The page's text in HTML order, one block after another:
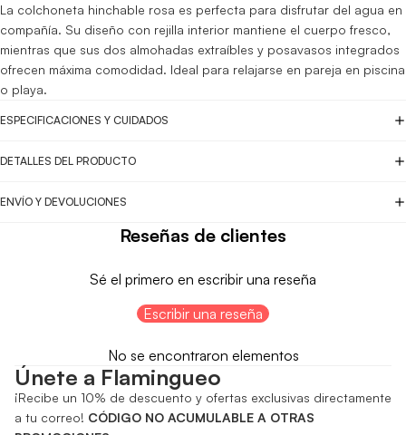
La colchoneta hinchable rosa es perfecta para disfrutar del agua en
compañía. Su diseño con rejilla interior mantiene el cuerpo fresco,
mientras que sus dos almohadas extraíbles y posavasos integrados
ofrecen máxima comodidad. Ideal para relajarse en pareja en piscina
o playa.
ESPECIFICACIONES Y CUIDADOS
DETALLES DEL PRODUCTO
ENVÍO Y DEVOLUCIONES
Reseñas de clientes
Sé el primero en escribir una reseña
Escribir una reseña
No se encontraron elementos
Únete a Flamingueo
¡Recibe un 10% de descuento y ofertas exclusivas directamente
a tu correo! CÓDIGO NO ACUMULABLE A OTRAS